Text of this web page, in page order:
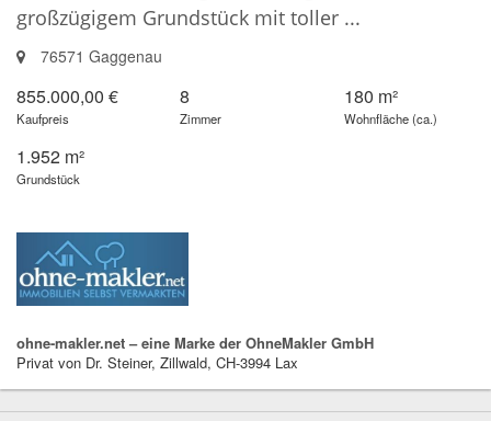
großzügigem Grundstück mit toller ...
76571 Gaggenau
855.000,00 €
Kaufpreis
8
Zimmer
180 m²
Wohnfläche (ca.)
1.952 m²
Grundstück
ohne-makler.net – eine Marke der OhneMakler GmbH
Privat von Dr. Steiner, Zillwald, CH-3994 Lax